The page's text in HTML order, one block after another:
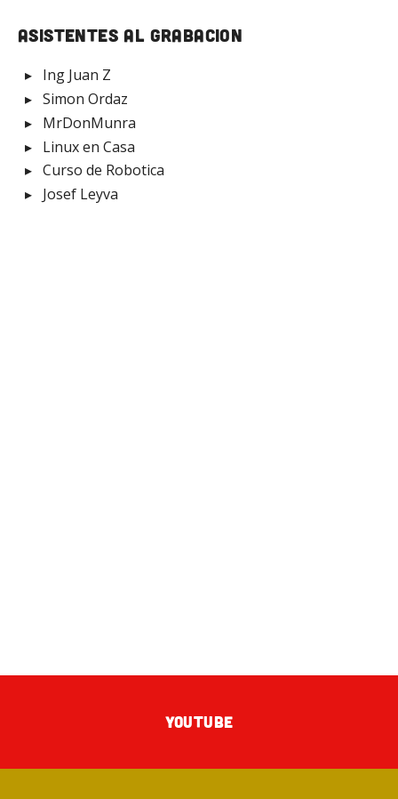
Asistentes al grabacion
Ing Juan Z
Simon Ordaz
MrDonMunra
Linux en Casa
Curso de Robotica
Josef Leyva
YOUTUBE